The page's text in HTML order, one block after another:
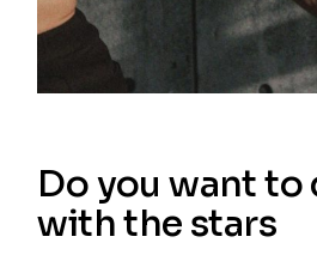
Do you want to
with the stars